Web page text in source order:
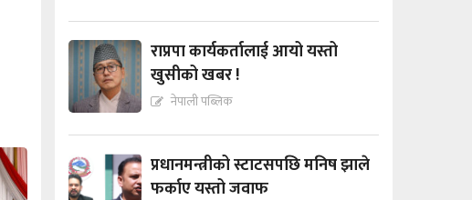
राप्रपा कार्यकर्तालाई आयो यस्तो
खुसीको खबर !
नेपाली पब्लिक
प्रधानमन्त्रीको स्टाटसपछि मनिष झाले
फर्काए यस्तो जवाफ